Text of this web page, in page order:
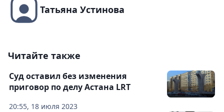
Татьяна Устинова
Читайте также
20:55, 18 июля 2023
Суд оставил без изменения
приговор по делу Астана LRT